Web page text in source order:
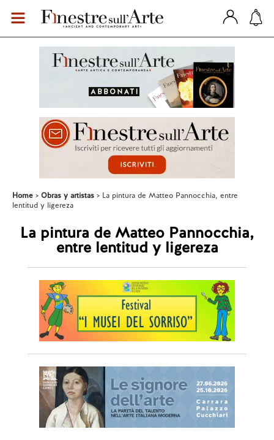
Home Obras y artistas
La pintura de Matteo Pannocchia, entre
lentitud y ligereza
La pintura de Matteo Pannocchia,
entre lentitud y ligereza